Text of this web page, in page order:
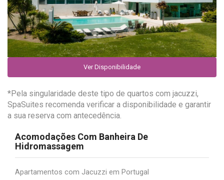
Ver Disponibilidade
*Pela singularidade deste tipo de quartos com jacuzzi,
SpaSuites recomenda verificar a disponibilidade e garantir
a sua reserva com antecedência.
Acomodações Com Banheira De
Hidromassagem
Apartamentos com Jacuzzi em Portugal